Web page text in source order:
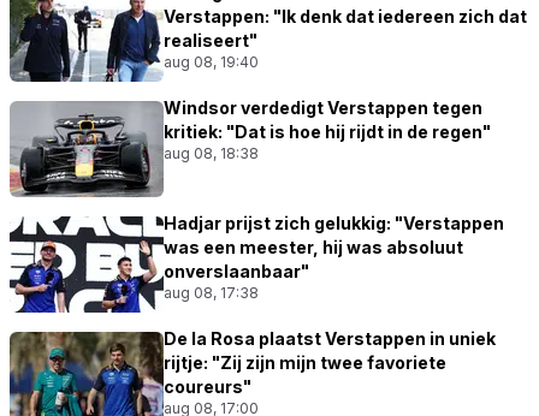
Verstappen: "Ik denk dat iedereen zich dat
realiseert"
aug 08, 19:40
Windsor verdedigt Verstappen tegen
kritiek: "Dat is hoe hij rijdt in de regen"
aug 08, 18:38
Hadjar prijst zich gelukkig: "Verstappen
was een meester, hij was absoluut
onverslaanbaar"
aug 08, 17:38
De la Rosa plaatst Verstappen in uniek
rijtje: "Zij zijn mijn twee favoriete
coureurs"
aug 08, 17:00